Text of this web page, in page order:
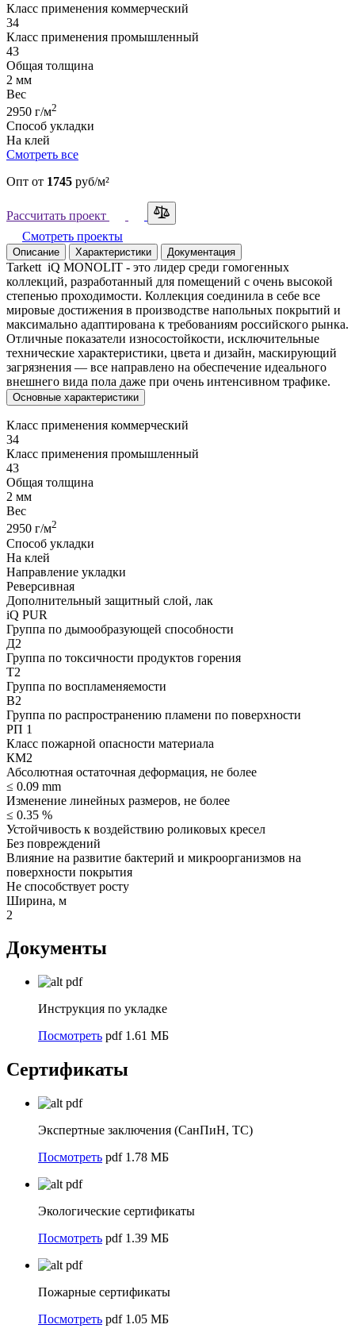
Класс применения коммерческий
34
Класс применения промышленный
43
Общая толщина
2 мм
Вес
2950 г/м2
Способ укладки
На клей
Смотреть все
Опт от 1745 руб/м²
Рассчитать проект
Смотреть проекты
Описание Характеристики Документация
Tarkett iQ MONOLIT - это лидер среди гомогенных
коллекций, разработанный для помещений с очень высокой
степенью проходимости. Коллекция соединила в себе все
мировые достижения в производстве напольных покрытий и
максимально адаптирована к требованиям российского рынка.
Отличные показатели износостойкости, исключительные
технические характеристики, цвета и дизайн, маскирующий
загрязнения — все направлено на обеспечение идеального
внешнего вида пола даже при очень интенсивном трафике.
Основные характеристики
Класс применения коммерческий
34
Класс применения промышленный
43
Общая толщина
2 мм
Вес
2950 г/м2
Способ укладки
На клей
Направление укладки
Реверсивная
Дополнительный защитный слой, лак
iQ PUR
Группа по дымообразующей способности
Д2
Группа по токсичности продуктов горения
Т2
Группа по воспламеняемости
В2
Группа по распространению пламени по поверхности
РП 1
Класс пожарной опасности материала
КМ2
Абсолютная остаточная деформация, не более
≤ 0.09 mm
Изменение линейных размеров, не более
≤ 0.35 %
Устойчивость к воздействию роликовых кресел
Без повреждений
Влияние на развитие бактерий и микроорганизмов на
поверхности покрытия
Не способствует росту
Ширина, м
2
Документы
pdf
Инструкция по укладке
Посмотреть pdf 1.61 МБ
Сертификаты
pdf
Экспертные заключения (СанПиН, ТС)
Посмотреть pdf 1.78 МБ
pdf
Экологические сертификаты
Посмотреть pdf 1.39 МБ
pdf
Пожарные сертификаты
Посмотреть pdf 1.05 МБ